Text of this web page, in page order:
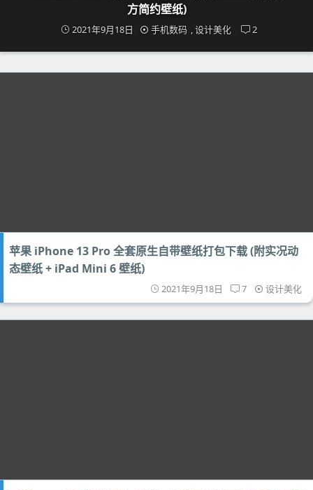
方简约壁纸)
2021年9月18日 手机数码 设计美化 2
苹果 iPhone 13 Pro 全套原生自带壁纸打包下载 (附实况动
态壁纸 + iPad Mini 6 壁纸)
2021年9月18日 7 设计美化